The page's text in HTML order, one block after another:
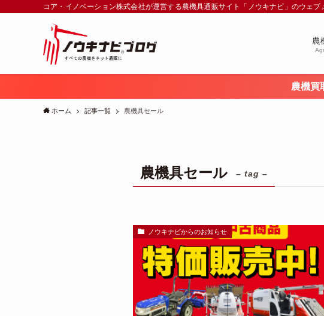
コア・イノベーション株式会社が運営する農機具通販サイト「ノウキナビ」のウェ
農
農機買
ホーム 記事一覧 農機具セール
農機具セール – tag –
ノウキナビからのお知らせ